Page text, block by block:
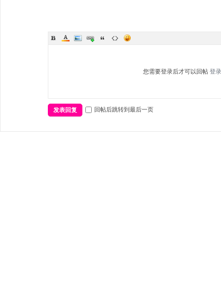
您需要登录后才可以回帖 登录
发表回复 回帖后跳转到最后一页